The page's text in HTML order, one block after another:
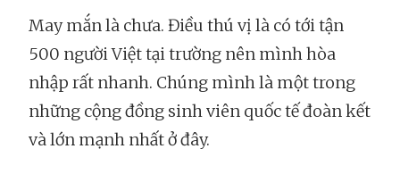
May mắn là chưa. Điều thú vị là có tới tận
500 người Việt tại trường nên mình hòa
nhập rất nhanh. Chúng mình là một trong
những cộng đồng sinh viên quốc tế đoàn kết
và lớn mạnh nhất ở đây.